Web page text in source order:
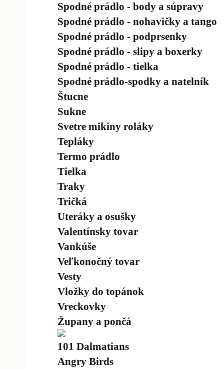
Spodné prádlo - body a súpravy
Spodné prádlo - nohavičky a tango
Spodné prádlo - podprsenky
Spodné prádlo - slipy a boxerky
Spodné prádlo - tielka
Spodné prádlo-spodky a natelník
Štucne
Sukne
Svetre mikiny roláky
Tepláky
Termo prádlo
Tielka
Traky
Tričká
Uteráky a osušky
Valentínsky tovar
Vankúše
Veľkonočný tovar
Vesty
Vložky do topánok
Vreckovky
Župany a pončá
101 Dalmatians
Angry Birds